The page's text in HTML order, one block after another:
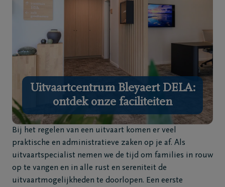
we
Contact
regelen
Ons
uitvaartcentrum
Veelgestelde
Uitvaartcentrum Bleyaert DELA:
ontdek onze faciliteiten
Bij het regelen van een uitvaart komen er veel
praktische en administratieve zaken op je af. Als
uitvaartspecialist nemen we de tijd om families in rouw
op te vangen en in alle rust en sereniteit de
uitvaartmogelijkheden te doorlopen. Een eerste